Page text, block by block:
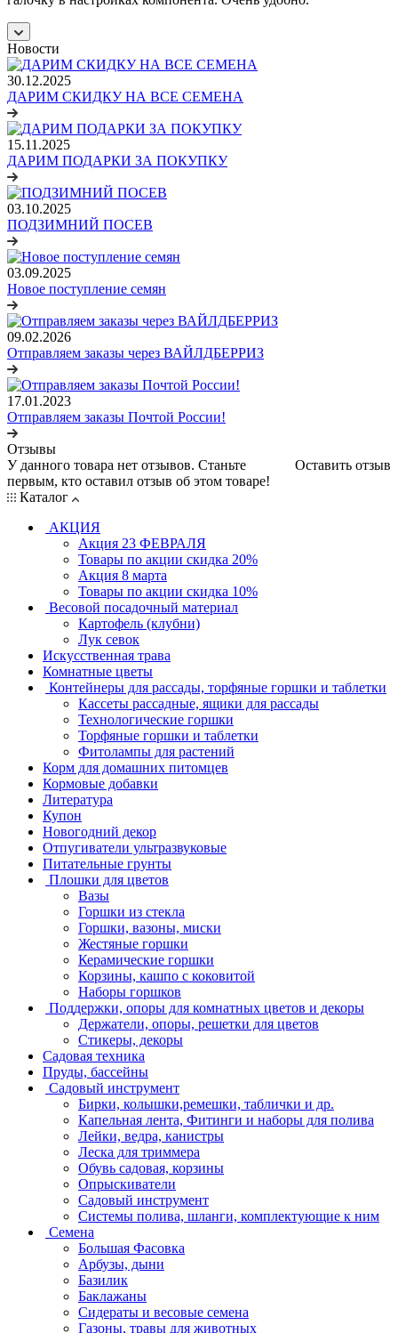
Новости
30.12.2025
ДАРИМ СКИДКУ НА ВСЕ СЕМЕНА
15.11.2025
ДАРИМ ПОДАРКИ ЗА ПОКУПКУ
03.10.2025
ПОДЗИМНИЙ ПОСЕВ
03.09.2025
Новое поступление семян
09.02.2026
Отправляем заказы через ВАЙЛДБЕРРИЗ
17.01.2023
Отправляем заказы Почтой России!
Отзывы
Оставить отзыв
У данного товара нет отзывов. Станьте
первым, кто оставил отзыв об этом товаре!
Каталог
АКЦИЯ
Акция 23 ФЕВРАЛЯ
Товары по акции скидка 20%
Акция 8 марта
Товары по акции скидка 10%
Весовой посадочный материал
Картофель (клубни)
Лук севок
Искусственная трава
Комнатные цветы
Контейнеры для рассады, торфяные горшки и таблетки
Кассеты рассадные, ящики для рассады
Технологические горшки
Торфяные горшки и таблетки
Фитолампы для растений
Корм для домашних питомцев
Кормовые добавки
Литература
Купон
Новогодний декор
Отпугиватели ультразвуковые
Питательные грунты
Плошки для цветов
Вазы
Горшки из стекла
Горшки, вазоны, миски
Жестяные горшки
Керамические горшки
Корзины, кашпо с коковитой
Наборы горшков
Поддержки, опоры для комнатных цветов и декоры
Держатели, опоры, решетки для цветов
Стикеры, декоры
Садовая техника
Пруды, бассейны
Садовый инструмент
Бирки, колышки,ремешки, таблички и др.
Капельная лента, Фитинги и наборы для полива
Лейки, ведра, канистры
Леска для триммера
Обувь садовая, корзины
Опрыскиватели
Садовый инструмент
Системы полива, шланги, комплектующие к ним
Семена
Большая Фасовка
Арбузы, дыни
Базилик
Баклажаны
Сидераты и весовые семена
Газоны, травы для животных